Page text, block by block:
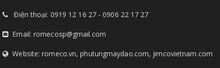
Điện thoại: 0919 12 16 27 - 0906 22 17 27
Email: romecosp@gmail.com
Website: romeco.vn, phutungmaydao.com, jimcovietnam.com